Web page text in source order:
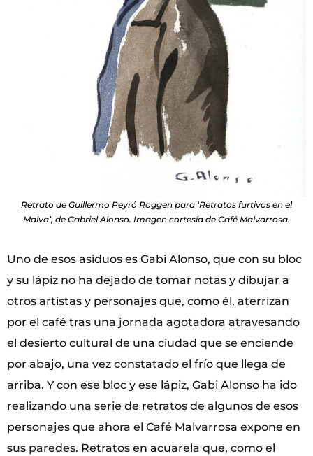
Retrato de Guillermo Peyró Roggen para ‘Retratos furtivos en el
Malva’, de Gabriel Alonso. Imagen cortesía de Café Malvarrosa.
Uno de esos asiduos es Gabi Alonso, que con su bloc
y su lápiz no ha dejado de tomar notas y dibujar a
otros artistas y personajes que, como él, aterrizan
por el café tras una jornada agotadora atravesando
el desierto cultural de una ciudad que se enciende
por abajo, una vez constatado el frío que llega de
arriba. Y con ese bloc y ese lápiz, Gabi Alonso ha ido
realizando una serie de retratos de algunos de esos
personajes que ahora el Café Malvarrosa expone en
sus paredes. Retratos en acuarela que, como el